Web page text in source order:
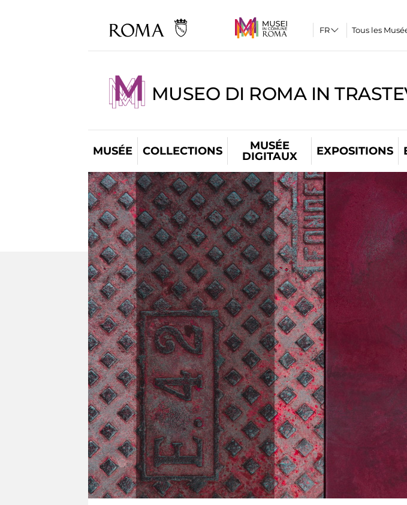
Tous les
MUSEO DI ROMA IN
MUSÉE COLLECTIONS
MUSÉE
DIGITAUX
EXPOSITIONS